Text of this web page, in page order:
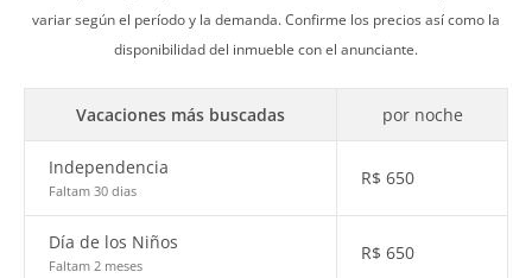
variar según el período y la demanda. Confirme los precios así como la
disponibilidad del inmueble con el anunciante.
Vacaciones más buscadas por noche
Independencia
Faltam 30 dias
R$ 650
Día de los Niños
Faltam 2 meses
R$ 650